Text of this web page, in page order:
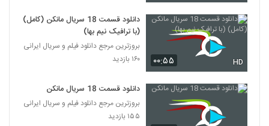
۰۰:۵۵ HD
دانلود قسمت 18 سریال مانکن (کامل)
(با ترافیک نیم بها)
بروزترین مرجع دانلود فیلم و سریال ایرانی
۱۶۰ بازدید
دانلود قسمت 18 سریال مانکن
بروزترین مرجع دانلود فیلم و سریال ایرانی
۱۵۵ بازدید